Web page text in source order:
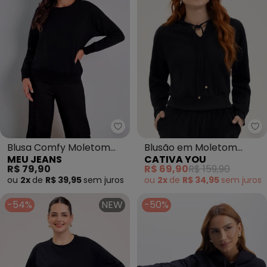
Meu Jeans - Blusa Comfy
Blusa Comfy Moletom
Peluciado (Preto)
MEU JEANS
R$ 79,90
ou 2x de R$ 39,95 sem juros
Blusão em Moletom
Texturizado (Preto)
CATIVA YOU
R$ 69,90R$ 159,90
ou 2x de R$ 34,95 sem juros
-54% NEW -50%